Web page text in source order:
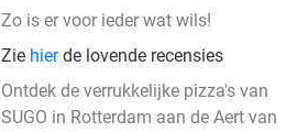
Zo is er voor ieder wat wils!
Zie hierde lovende recensies
Ontdek de verrukkelijke pizza's van
SUGO in Rotterdam aan de Aert van